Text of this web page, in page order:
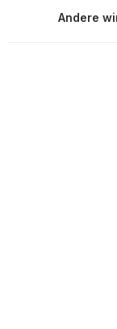
Andere